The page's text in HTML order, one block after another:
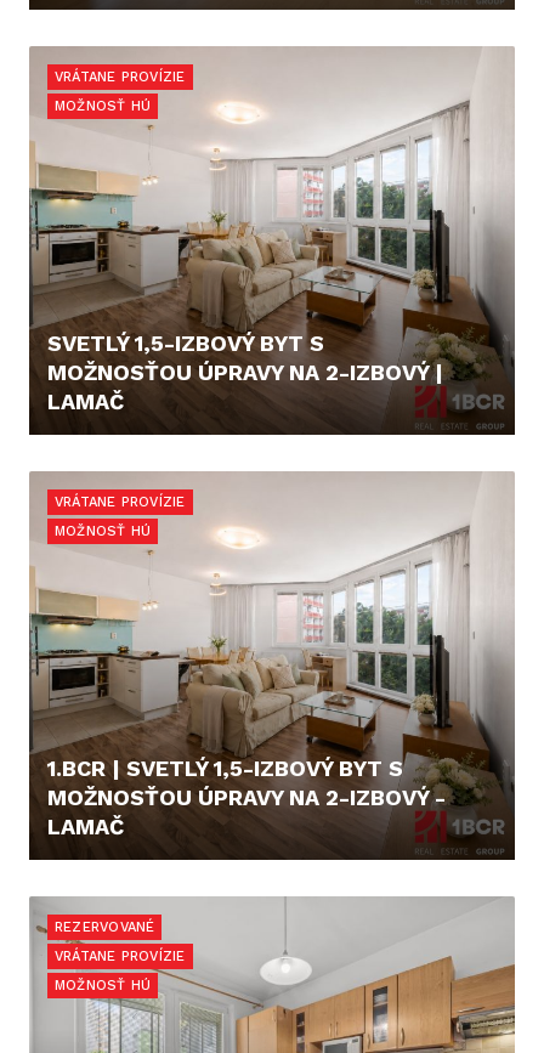
VRÁTANE PROVÍZIE
MOŽNOSŤ HÚ
SVETLÝ 1,5-IZBOVÝ BYT S
MOŽNOSŤOU ÚPRAVY NA 2-IZBOVÝ |
LAMAČ
VRÁTANE PROVÍZIE
MOŽNOSŤ HÚ
1.BCR | SVETLÝ 1,5-IZBOVÝ BYT S
MOŽNOSŤOU ÚPRAVY NA 2-IZBOVÝ -
LAMAČ
REZERVOVANÉ
VRÁTANE PROVÍZIE
MOŽNOSŤ HÚ